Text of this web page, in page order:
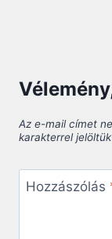
Az e-mail címet
karakterrel jelöltük
Hozzászólás